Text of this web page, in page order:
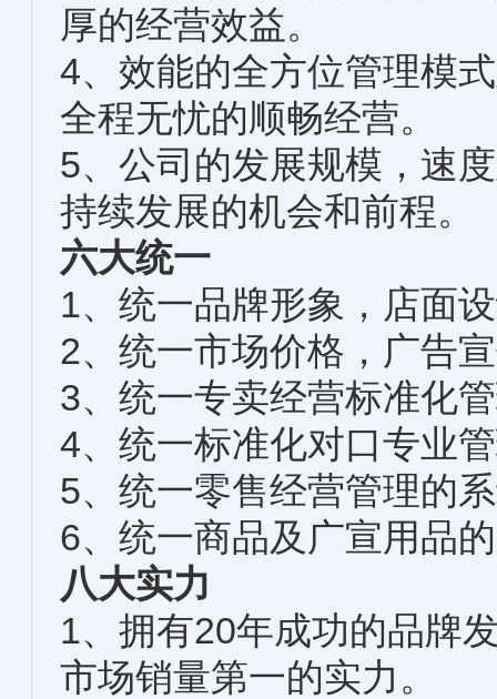
厚的经营效益。
4、效能的全方位管理模
全程无忧的顺畅经营。
5、公司的发展规模，速
持续发展的机会和前程。
六大统一
1、统一品牌形象，店面
2、统一市场价格，广告
3、统一专卖经营标准化
4、统一标准化对口专业
5、统一零售经营管理的
6、统一商品及广宣用品
八大实力
1、拥有20年成功的品牌
市场销量第一的实力。